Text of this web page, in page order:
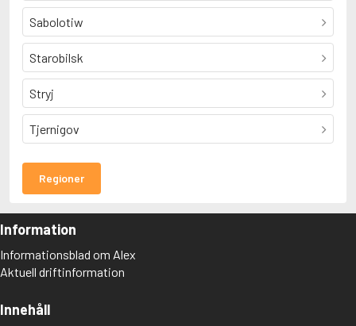
Sabolotiw
Starobilsk
Stryj
Tjernigov
Regioner
Information
Informationsblad om Alex
Aktuell driftinformation
Innehåll